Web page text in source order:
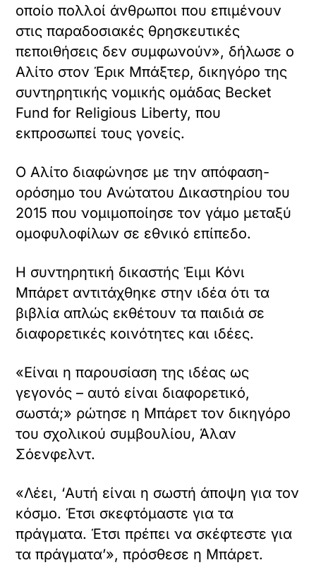
οποίο πολλοί άνθρωποι που επιμένουν
στις παραδοσιακές θρησκευτικές
πεποιθήσεις δεν συμφωνούν», δήλωσε ο
Αλίτο στον Έρικ Μπάξτερ, δικηγόρο της
συντηρητικής νομικής ομάδας Becket
Fund for Religious Liberty, που
εκπροσωπεί τους γονείς.
Ο Αλίτο διαφώνησε με την απόφαση-
ορόσημο του Ανώτατου Δικαστηρίου του
2015 που νομιμοποίησε τον γάμο μεταξύ
ομοφυλοφίλων σε εθνικό επίπεδο.
Η συντηρητική δικαστής Έιμι Κόνι
Μπάρετ αντιτάχθηκε στην ιδέα ότι τα
βιβλία απλώς εκθέτουν τα παιδιά σε
διαφορετικές κοινότητες και ιδέες.
«Είναι η παρουσίαση της ιδέας ως
γεγονός – αυτό είναι διαφορετικό,
σωστά;» ρώτησε η Μπάρετ τον δικηγόρο
του σχολικού συμβουλίου, Άλαν
Σόενφελντ.
«Λέει, ‘Αυτή είναι η σωστή άποψη για τον
κόσμο. Έτσι σκεφτόμαστε για τα
πράγματα. Έτσι πρέπει να σκέφτεστε για
τα πράγματα’», πρόσθεσε η Μπάρετ.